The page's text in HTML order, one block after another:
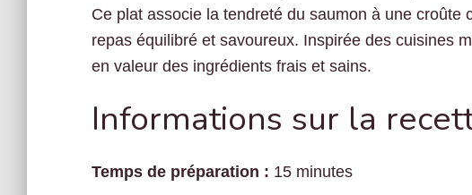
Ce plat associe la tendreté du saumon à une croûte
repas équilibré et savoureux. Inspirée des cuisines
en valeur des ingrédients frais et sains.
Informations sur la
Temps de préparation : 15 minutes